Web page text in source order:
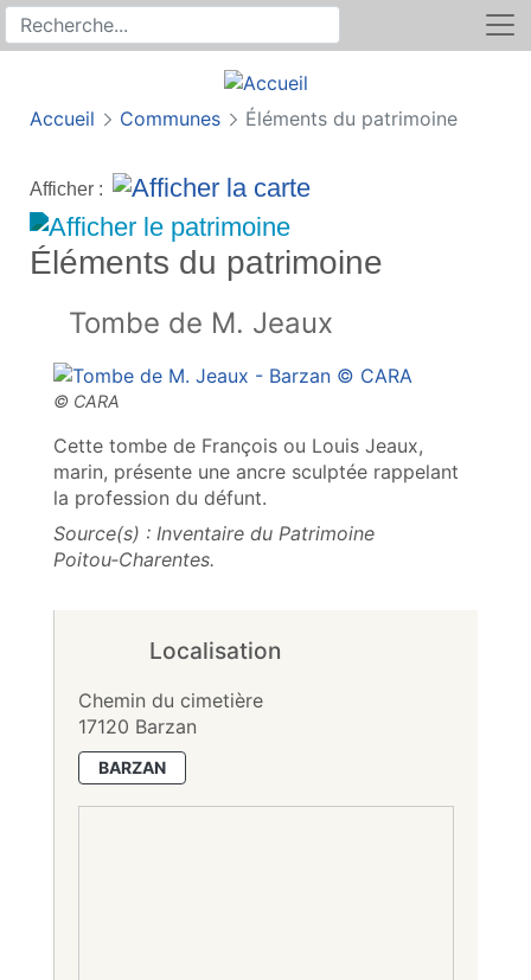
Recherche sur le site
Rechercher
Accueil Communes Éléments du patrimoine
Afficher :
Éléments du patrimoine
Tombe de M. Jeaux
Cette tombe de François ou Louis Jeaux,
marin, présente une ancre sculptée rappelant
la profession du défunt.
Source(s) : Inventaire du Patrimoine
Poitou‑Charentes.
Localisation
Chemin du cimetière
17120 Barzan
BARZAN